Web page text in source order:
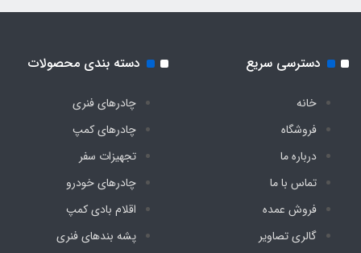
دسترسی سریع
خانه
فروشگاه
درباره ما
تماس با ما
فروش عمده
گالری تصاویر
دسته بندی محصولات
چادرهای فنری
چادرهای کمپ
تجهیزات سفر
چادرهای خودرو
اقلام بادی کمپ
پشه‌ بندهای فنری